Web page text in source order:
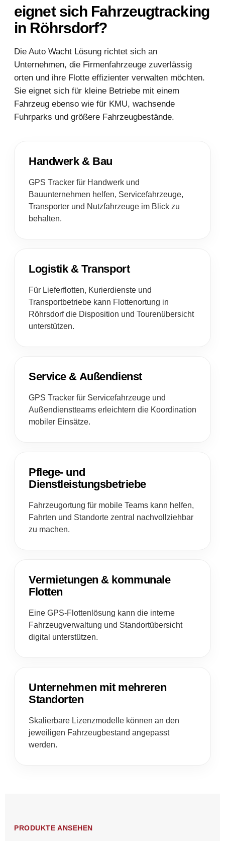
eignet sich Fahrzeugtracking
in Röhrsdorf?
Die Auto Wacht Lösung richtet sich an
Unternehmen, die Firmenfahrzeuge zuverlässig
orten und ihre Flotte effizienter verwalten möchten.
Sie eignet sich für kleine Betriebe mit einem
Fahrzeug ebenso wie für KMU, wachsende
Fuhrparks und größere Fahrzeugbestände.
Handwerk & Bau
GPS Tracker für Handwerk und
Bauunternehmen helfen, Servicefahrzeuge,
Transporter und Nutzfahrzeuge im Blick zu
behalten.
Logistik & Transport
Für Lieferflotten, Kurierdienste und
Transportbetriebe kann Flottenortung in
Röhrsdorf die Disposition und Tourenübersicht
unterstützen.
Service & Außendienst
GPS Tracker für Servicefahrzeuge und
Außendienstteams erleichtern die Koordination
mobiler Einsätze.
Pflege- und
Dienstleistungsbetriebe
Fahrzeugortung für mobile Teams kann helfen,
Fahrten und Standorte zentral nachvollziehbar
zu machen.
Vermietungen & kommunale
Flotten
Eine GPS-Flottenlösung kann die interne
Fahrzeugverwaltung und Standortübersicht
digital unterstützen.
Unternehmen mit mehreren
Standorten
Skalierbare Lizenzmodelle können an den
jeweiligen Fahrzeugbestand angepasst
werden.
PRODUKTE ANSEHEN